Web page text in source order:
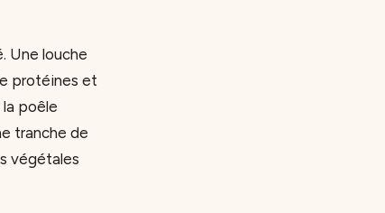
Une louche
protéines et
poêle
tranche de
végétales